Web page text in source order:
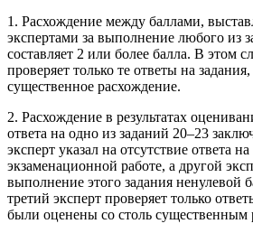
1. Расхождение между баллами,
экспертами за выполнение любого из
составляет 2 или более балла. В этом
проверяет только те ответы на
существенное расхождение.
2. Расхождение в результатах
ответа на одно из заданий 20–23
эксперт указал на отсутствие ответа
экзаменационной работе, а другой
выполнение этого задания ненулевой
третий эксперт проверяет только
были оценены со столь существенным